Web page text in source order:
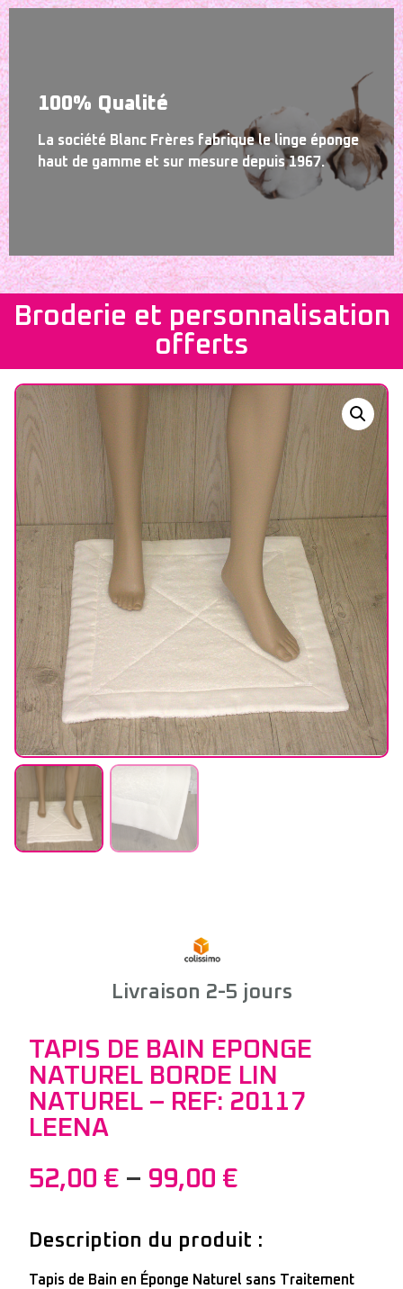
100% Qualité
La société Blanc Frères fabrique le linge éponge
haut de gamme et sur mesure depuis 1967.
Broderie et personnalisation
offerts
Livraison 2-5 jours
TAPIS DE BAIN EPONGE
NATUREL BORDE LIN
NATUREL – REF: 20117
LEENA
52,00 € – 99,00 €
Description du produit :
Tapis de Bain en Éponge Naturel sans Traitement